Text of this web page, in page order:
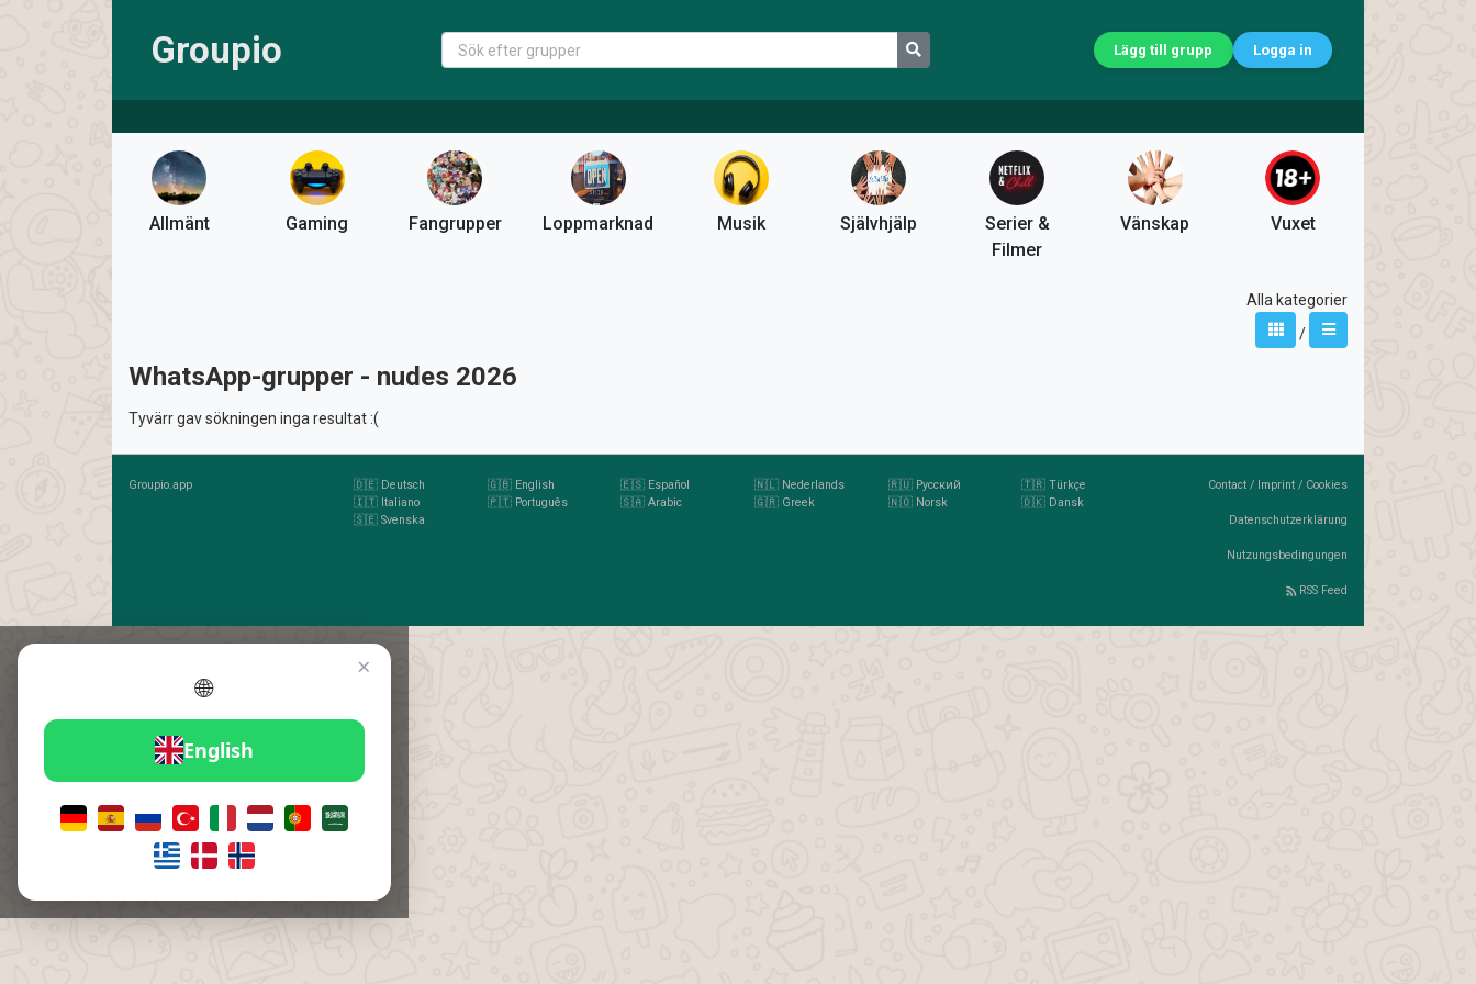
Groupio Lägg till grupp Logga in
Allmänt Gaming Fangrupper Loppmarknad Musik Självhjälp
Serier &
Filmer
Vänskap Vuxet
Alla kategorier
/
WhatsApp-grupper - nudes 2026
Tyvärr gav sökningen inga resultat :(
Groupio.app 🇩🇪 Deutsch 🇬🇧 English 🇪🇸 Español 🇳🇱 Nederlands 🇷🇺 Русский
🇹🇷 Türkçe
🇮🇹 Italiano
🇵🇹 Português 🇸🇦 Arabic 🇬🇷 Greek 🇳🇴 Norsk
🇩🇰 Dansk
🇸🇪 Svenska
Contact / Imprint / Cookies
Datenschutzerklärung
Nutzungsbedingungen
RSS Feed
×
🌐
English